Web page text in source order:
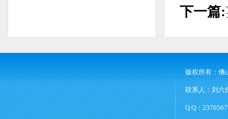
下一篇:
版权所有：佛
联系人：刘六
Q Q：